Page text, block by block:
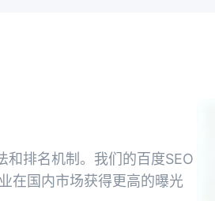
和排名机制。我们的百度SEO
在国内市场获得更高的曝光